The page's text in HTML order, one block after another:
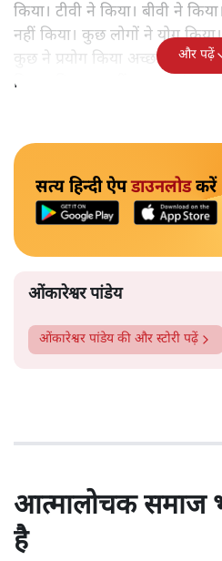
किया। टीवी ने किया। बीवी ने
नहीं किया। कुछ लोगों ने योग
कुछ ने प्रयोग किया अच्छा किया
किया। बिल्कुल नहीं करना चाहिए।
और पढ़ें
सत्य हिन्दी ऐपडाउनलोडकरें
ओंकारेश्वर पांडेय
ओंकारेश्वर पांडेयकी और स्टोरी पढ़ें
आत्मालोचक समाज
है